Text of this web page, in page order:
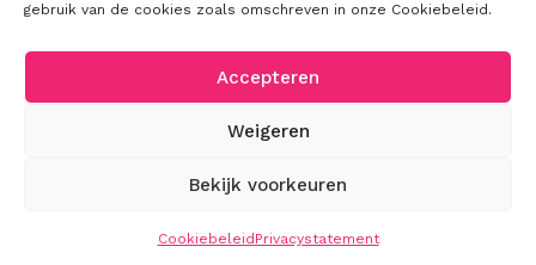
gebruik van de cookies zoals omschreven in onze Cookiebeleid.
Accepteren
Weigeren
Bekijk voorkeuren
CookiebeleidPrivacystatement
T: +31 (0) 70 306 00 33
E: info@firstlawyers.nl